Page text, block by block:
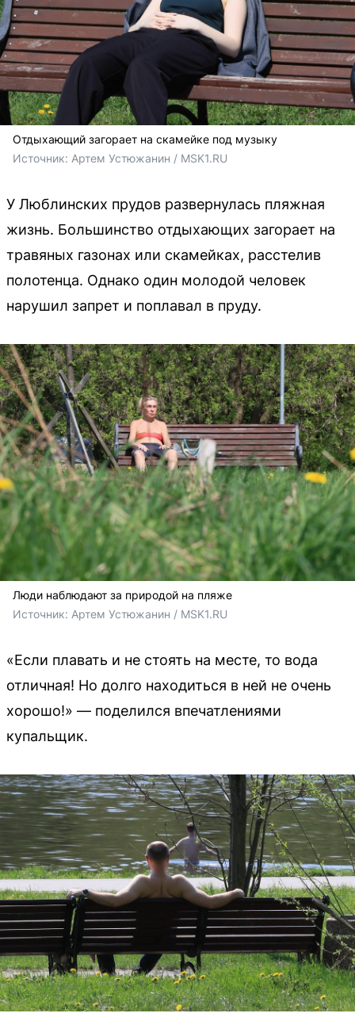
Отдыхающий загорает на скамейке под музыку
Источник: Артем Устюжанин / MSK1.RU
У Люблинских прудов развернулась пляжная
жизнь. Большинство отдыхающих загорает на
травяных газонах или скамейках, расстелив
полотенца. Однако один молодой человек
нарушил запрет и поплавал в пруду.
Люди наблюдают за природой на пляже
Источник: Артем Устюжанин / MSK1.RU
«Если плавать и не стоять на месте, то вода
отличная! Но долго находиться в ней не очень
хорошо!» — поделился впечатлениями
купальщик.